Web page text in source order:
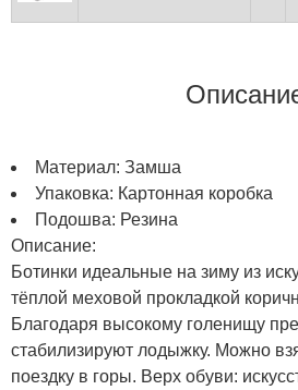
Материал: Замша
Упаковка: Картонная коробка
Подошва: Резина
Описание:
Ботинки идеальные на зиму из
тёплой меховой прокладкой
Благодаря высокому голенищу
стабилизируют лодыжку. Можно
поездку в горы. Верх обуви: